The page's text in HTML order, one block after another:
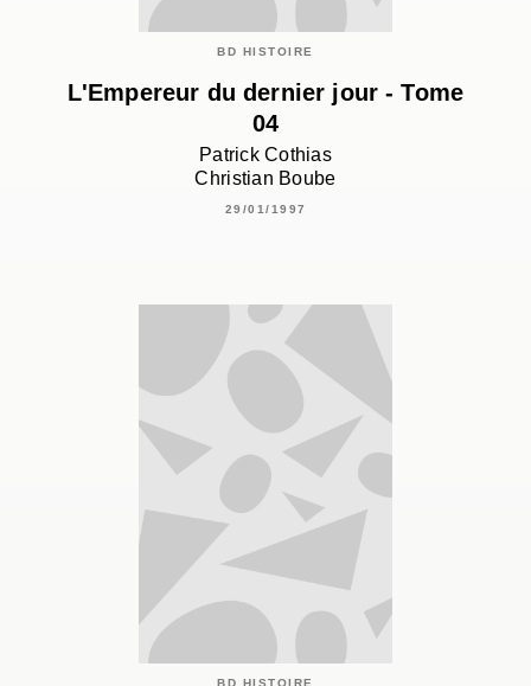
BD HISTOIRE
L'Empereur du dernier jour - Tome
04
Patrick Cothias
Christian Boube
29/01/1997